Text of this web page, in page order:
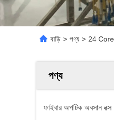
বাড়ি > পণ্য > 24
পণ্য
ফাইবার অপটিক অবসান বক্স